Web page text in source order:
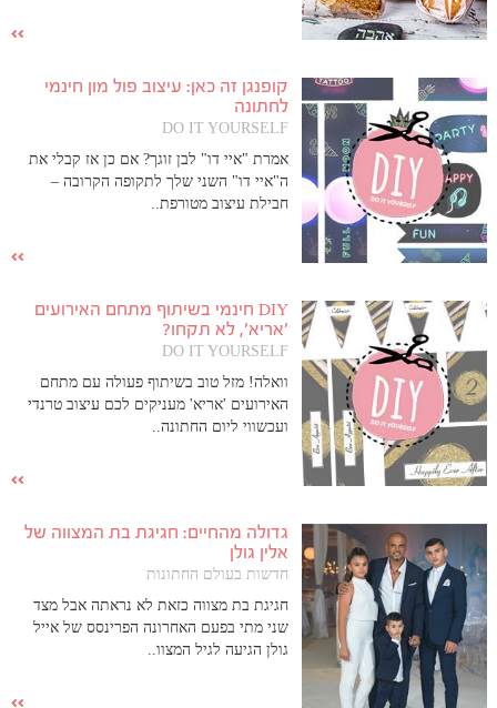
קופנגן זה כאן: עיצוב פול מון חינמי
לחתונה
DO IT YOURSELF
אמרת "איי דו" לבן זוגך? אם כן אז קבלי את
ה"איי דו" השני שלך לתקופה הקרובה –
חבילת עיצוב מטורפת..
DIY חינמי בשיתוף מתחם האירועים
'אריא', לא תקחו?
DO IT YOURSELF
וואלה! מזל טוב בשיתוף פעולה עם מתחם
האירועים 'אריא' מעניקים לכם עיצוב טרנדי
ועכשווי ליום החתונה..
גדולה מהחיים: חגיגת בת המצווה של
אלין גולן
חדשות בעולם החתונות
חגיגת בת מצווה כזאת לא נראתה אבל מצד
שני מתי בפעם האחרונה הפרינסס של אייל
גולן הגיעה לגיל המצוו..